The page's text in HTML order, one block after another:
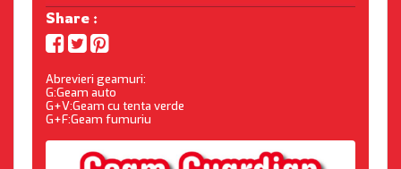
Share :
Abrevieri geamuri:
G:Geam auto
G+V:Geam cu tenta verde
G+F:Geam fumuriu